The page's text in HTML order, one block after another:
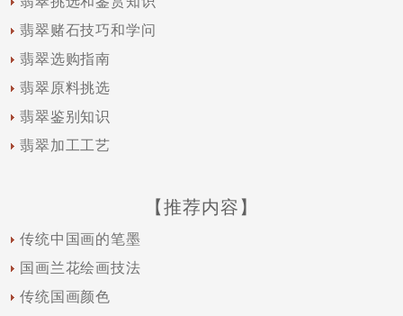
翡翠赌石技巧和学问
翡翠选购指南
翡翠原料挑选
翡翠鉴别知识
翡翠加工工艺
【推荐内容】
传统中国画的笔墨
国画兰花绘画技法
传统国画颜色